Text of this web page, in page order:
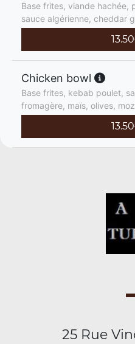
Base frites, viande hachée,
sauce algérienne, cheddar
13.50
Chicken bowl
Base frites, kebab poulet,
fromagère, maïs, olives,
13.50
25 Rue